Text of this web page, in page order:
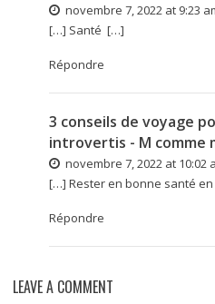
novembre 7, 2022 at 9:23
[…] Santé […]
Répondre
3 conseils de voyage
introvertis - M comme
novembre 7, 2022 at 10:02
[…] Rester en bonne santé
Répondre
LEAVE A COMMENT